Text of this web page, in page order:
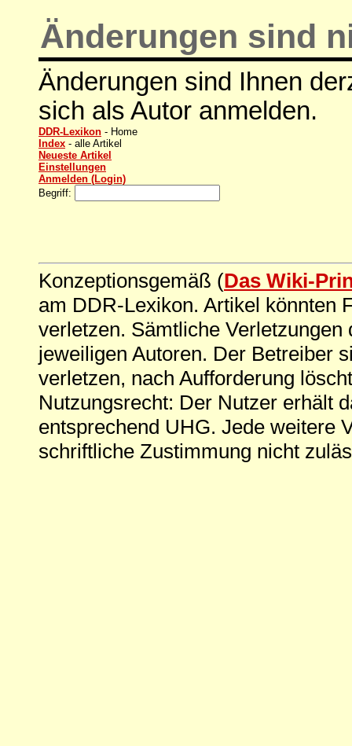
Änderungen sind
Änderungen sind Ihnen
sich als Autor anmelden.
DDR-Lexikon - Home
Index - alle Artikel
Neueste Artikel
Einstellungen
Anmelden (Login)
Begriff:
Konzeptionsgemäß (Das Wiki-
am DDR-Lexikon. Artikel könnten
verletzen. Sämtliche
jeweiligen Autoren. Der Betreiber
verletzen, nach Aufforderung
Nutzungsrecht: Der Nutzer erhält
entsprechend UHG. Jede weitere
schriftliche Zustimmung nicht